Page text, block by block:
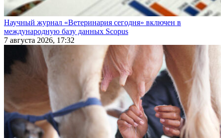
Научный журнал «Ветеринария сегодня» включен в
международную базу данных Scopus
7 августа 2026, 17:32